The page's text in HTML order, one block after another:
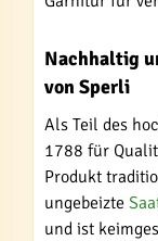
Nachhaltig
von Sperli
Als Teil des
1788 für
Produkt
ungebeizte
und ist